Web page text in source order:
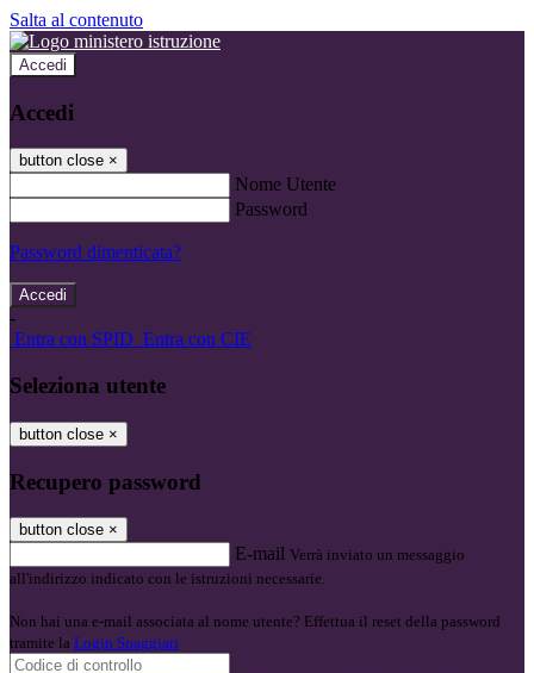
Salta al contenuto
Accedi
Accedi
button close ×
Nome Utente
Password
Password dimenticata?
-
Entra con SPID Entra con CIE
Seleziona utente
button close ×
Recupero password
button close ×
E-mail Verrà inviato un messaggio
all'indirizzo indicato con le istruzioni necessarie.
Non hai una e-mail associata al nome utente? Effettua il reset della password
tramite la Login Spaggiari